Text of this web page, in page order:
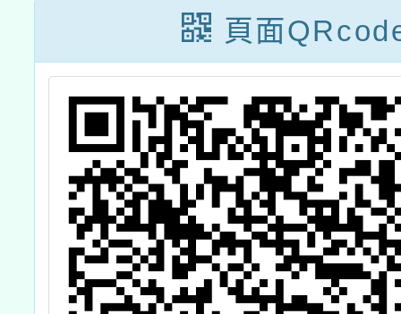
坊」
末成
頁面